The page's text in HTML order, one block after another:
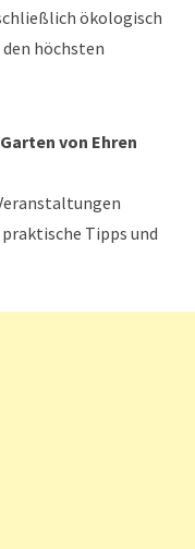
ökologisch
höchsten
von Ehren
Tipps und